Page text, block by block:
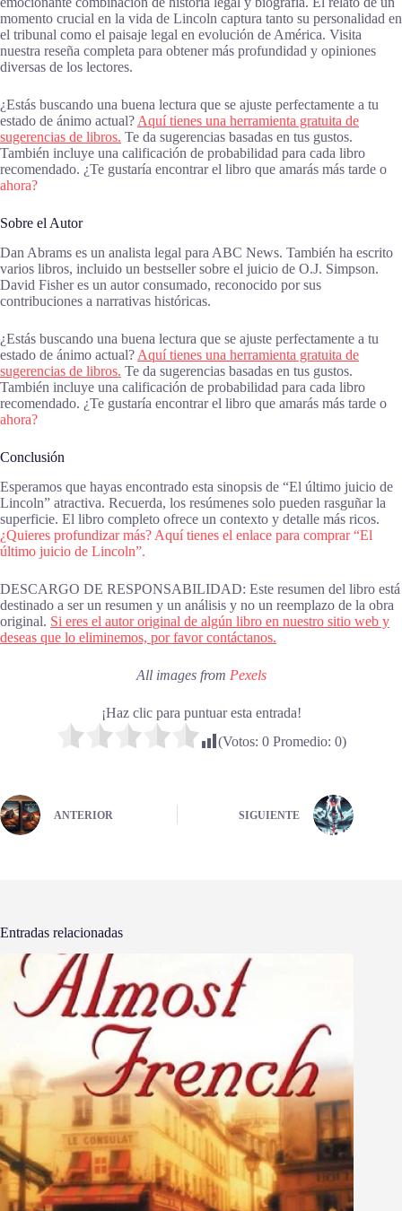
momento crucial en la vida de Lincoln captura tanto su personalidad en
el tribunal como el paisaje legal en evolución de América. Visita
nuestra reseña completa para obtener más profundidad y opiniones
diversas de los lectores.
¿Estás buscando una buena lectura que se ajuste perfectamente a tu
estado de ánimo actual? Aquí tienes una herramienta gratuita de
sugerencias de libros. Te da sugerencias basadas en tus gustos.
También incluye una calificación de probabilidad para cada libro
recomendado. ¿Te gustaría encontrar el libro que amarás más tarde o
ahora?
Sobre el Autor
Dan Abrams es un analista legal para ABC News. También ha escrito
varios libros, incluido un bestseller sobre el juicio de O.J. Simpson.
David Fisher es un autor consumado, reconocido por sus
contribuciones a narrativas históricas.
¿Estás buscando una buena lectura que se ajuste perfectamente a tu
estado de ánimo actual? Aquí tienes una herramienta gratuita de
sugerencias de libros. Te da sugerencias basadas en tus gustos.
También incluye una calificación de probabilidad para cada libro
recomendado. ¿Te gustaría encontrar el libro que amarás más tarde o
ahora?
Conclusión
Esperamos que hayas encontrado esta sinopsis de “El último juicio de
Lincoln” atractiva. Recuerda, los resúmenes solo pueden rasguñar la
superficie. El libro completo ofrece un contexto y detalle más ricos.
¿Quieres profundizar más? Aquí tienes el enlace para comprar “El
último juicio de Lincoln”.
DESCARGO DE RESPONSABILIDAD: Este resumen del libro está
destinado a ser un resumen y un análisis y no un reemplazo de la obra
original. Si eres el autor original de algún libro en nuestro sitio web y
deseas que lo eliminemos, por favor contáctanos.
All images from Pexels
¡Haz clic para puntuar esta entrada!
(Votos: 0Promedio: 0)
ANTERIOR SIGUIENTE
Entradas relacionadas